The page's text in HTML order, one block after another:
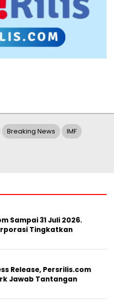
Breaking News IMF
Sampai 31 Juli 2026.
Tingkatkan
Release, Persrilis.com
Jawab Tantangan